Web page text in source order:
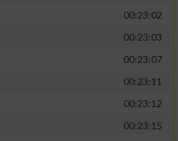
00:23:02
00:23:03
00:23:07
00:23:11
00:23:12
00:23:15